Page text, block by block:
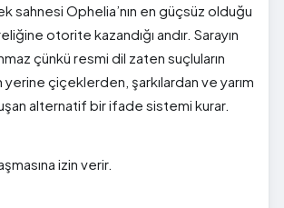
sahnesi Ophelia’nın en güçsüz olduğu
otorite kazandığı andır. Sarayın
çünkü resmi dil zaten suçluların
çiçeklerden, şarkılardan ve yarım
alternatif bir ifade sistemi kurar.
izin verir.